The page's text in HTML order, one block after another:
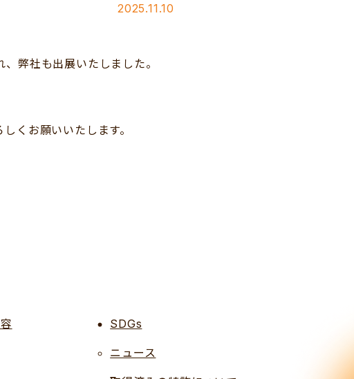
2025.11.10
弊社も出展いたしました。
くお願いいたします。
SDGs
ニュース